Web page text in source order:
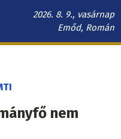
2026. 8. 9., vasárnap
Emőd, Román
nem